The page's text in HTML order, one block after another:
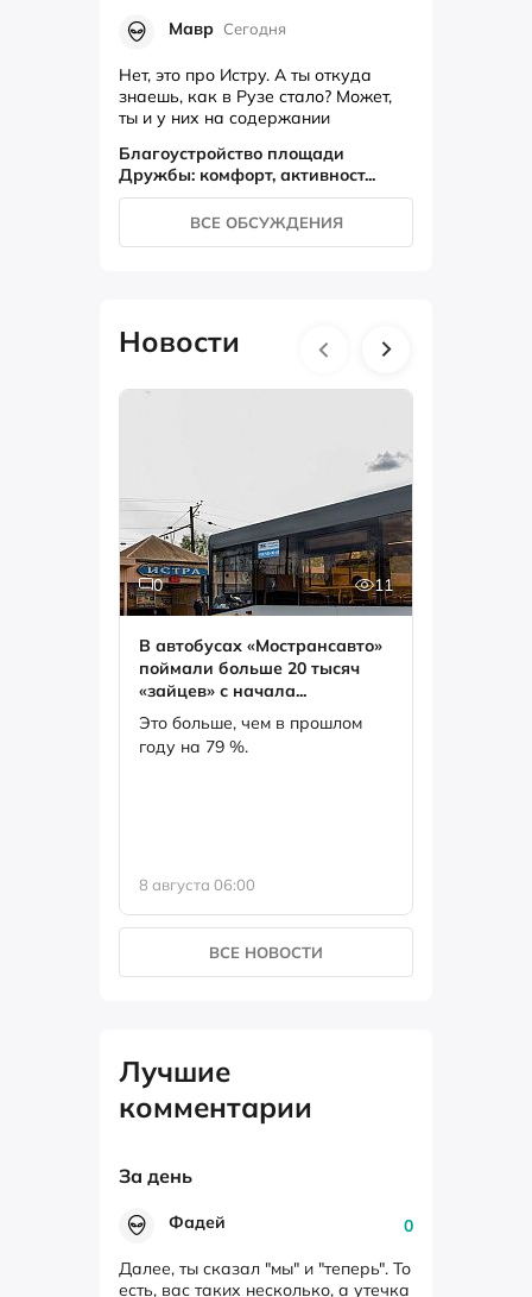
Мавр Сегодня
Нет, это про Истру. А ты откуда
знаешь, как в Рузе стало? Может,
ты и у них на содержании
Благоустройство площади
Дружбы: комфорт, активност...
ВСЕ ОБСУЖДЕНИЯ
Новости
0 11
В автобусах «Мострансавто»
поймали больше 20 тысяч
«зайцев» с начала...
Это больше, чем в прошлом
году на 79 %.
8 августа 06:00
ВСЕ НОВОСТИ
Лучшие
комментарии
За день
Фадей
0
Далее, ты сказал "мы" и "теперь". То
есть, вас таких несколько, а утечка